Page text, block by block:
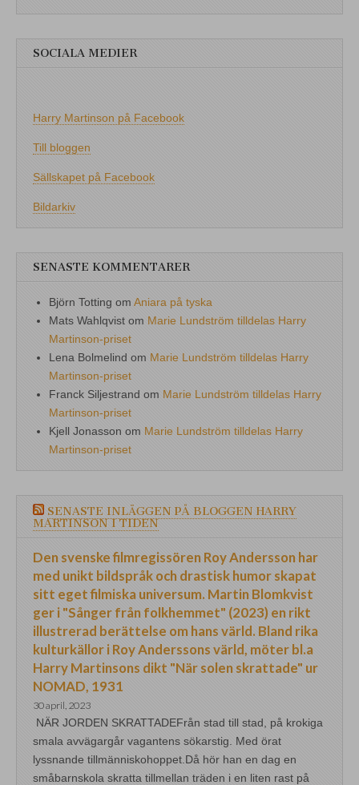
SOCIALA MEDIER
Harry Martinson på Facebook
Till bloggen
Sällskapet på Facebook
Bildarkiv
SENASTE KOMMENTARER
Björn Totting om Aniara på tyska
Mats Wahlqvist om Marie Lundström tilldelas Harry
Martinson-priset
Lena Bolmelind om Marie Lundström tilldelas Harry
Martinson-priset
Franck Siljestrand om Marie Lundström tilldelas Harry
Martinson-priset
Kjell Jonasson om Marie Lundström tilldelas Harry
Martinson-priset
SENASTE INLÄGGEN PÅ BLOGGEN HARRY
MARTINSON I TIDEN
Den svenske filmregissören Roy Andersson har
med unikt bildspråk och drastisk humor skapat
sitt eget filmiska universum. Martin Blomkvist
ger i "Sånger från folkhemmet" (2023) en rikt
illustrerad berättelse om hans värld. Bland rika
kulturkällor i Roy Anderssons värld, möter bl.a
Harry Martinsons dikt "När solen skrattade" ur
NOMAD, 1931
30 april, 2023
NÄR JORDEN SKRATTADEFrån stad till stad, på krokiga
smala avvägargår vagantens sökarstig. Med örat
lyssnande tillmänniskohoppet.Då hör han en dag en
småbarnskola skratta tillmellan träden i en liten rast på